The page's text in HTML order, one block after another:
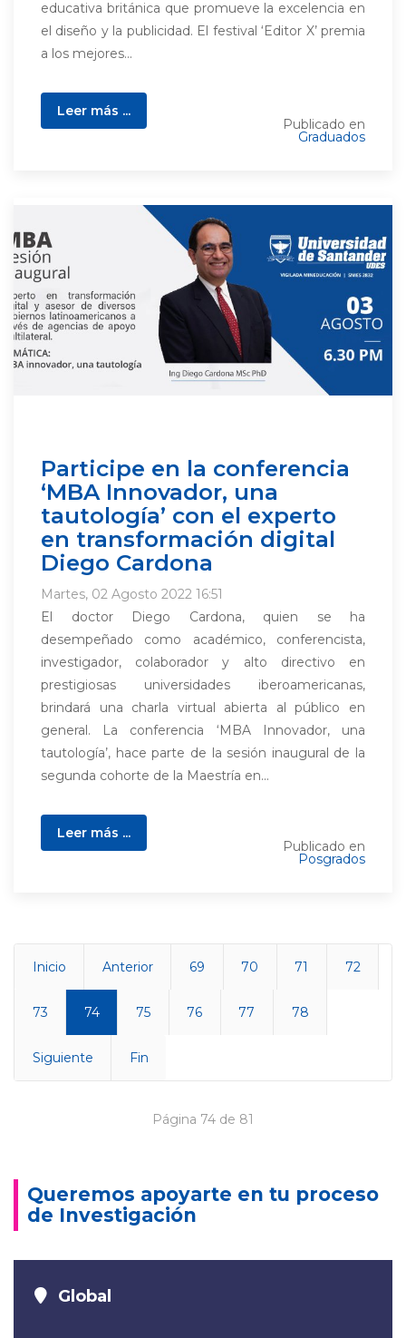
educativa británica que promueve la excelencia en
el diseño y la publicidad. El festival ‘Editor X’ premia
a los mejores...
Leer más ...
Publicado en
Graduados
Participe en la conferencia
‘MBA Innovador, una
tautología’ con el experto
en transformación digital
Diego Cardona
Martes, 02 Agosto 2022 16:51
El doctor Diego Cardona, quien se ha
desempeñado como académico, conferencista,
investigador, colaborador y alto directivo en
prestigiosas universidades iberoamericanas,
brindará una charla virtual abierta al público en
general. La conferencia ‘MBA Innovador, una
tautología’, hace parte de la sesión inaugural de la
segunda cohorte de la Maestría en...
Leer más ...
Publicado en
Posgrados
Inicio Anterior 69 70 71 72
73 74 75 76 77 78
Siguiente Fin
Página 74 de 81
Queremos apoyarte en tu proceso
de Investigación
Global